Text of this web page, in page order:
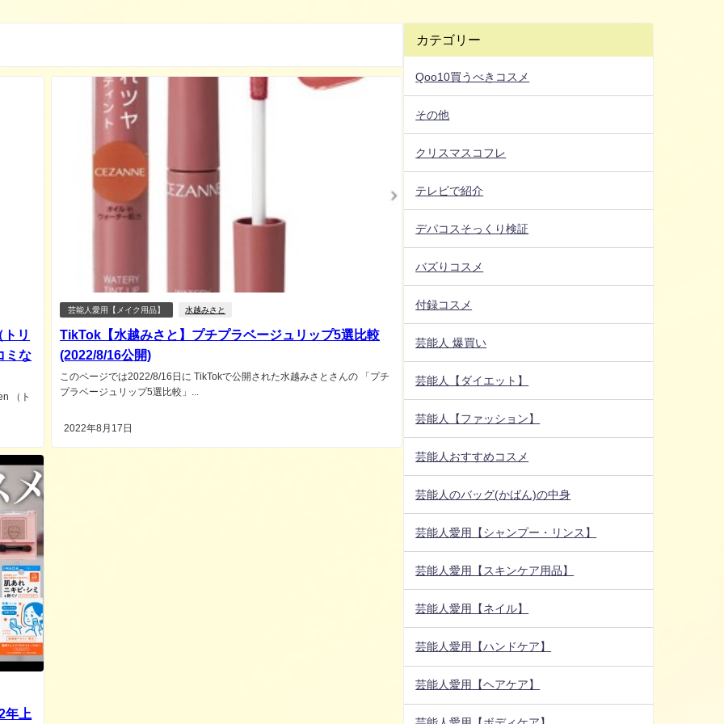
リ
ミな
（ト
芸能人愛用【メイク用品】 水越みさと
TikTok【水越みさと】プチプラベージュリップ5選比較
(2022/8/16公開)
このページでは2022/8/16日に TikTokで公開された水越みさとさんの 「プチ
プラベージュリップ5選比較」...
2022年8月17日
年上
カテゴリー
Qoo10買うべきコスメ
その他
クリスマスコフレ
テレビで紹介
デパコスそっくり検証
バズりコスメ
付録コスメ
芸能人 爆買い
芸能人【ダイエット】
芸能人【ファッション】
芸能人おすすめコスメ
芸能人のバッグ(かばん)の中身
芸能人愛用【シャンプー・リンス】
芸能人愛用【スキンケア用品】
芸能人愛用【ネイル】
芸能人愛用【ハンドケア】
芸能人愛用【ヘアケア】